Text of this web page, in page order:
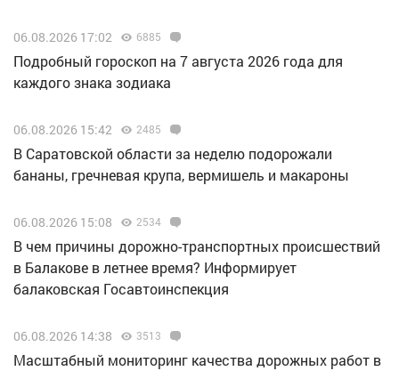
06.08.2026 17:02 6885
Подробный гороскоп на 7 августа 2026 года для
каждого знака зодиака
06.08.2026 15:42 2485
В Саратовской области за неделю подорожали
бананы, гречневая крупа, вермишель и макароны
06.08.2026 15:08 2534
В чем причины дорожно-транспортных происшествий
в Балакове в летнее время? Информирует
балаковская Госавтоинспекция
06.08.2026 14:38 3513
Масштабный мониторинг качества дорожных работ в